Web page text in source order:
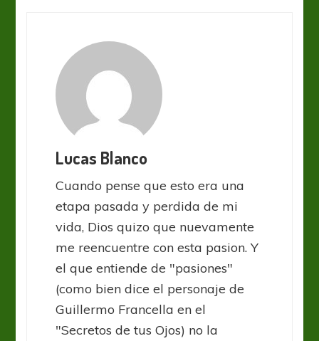
Lucas Blanco
Cuando pense que esto era una
etapa pasada y perdida de mi
vida, Dios quizo que nuevamente
me reencuentre con esta pasion. Y
el que entiende de "pasiones"
(como bien dice el personaje de
Guillermo Francella en el
"Secretos de tus Ojos) no la